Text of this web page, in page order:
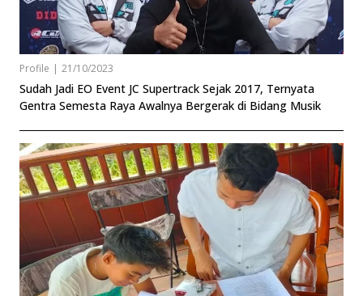
Profile | 21/10/2023
Sudah Jadi EO Event JC Supertrack Sejak 2017, Ternyata
Gentra Semesta Raya Awalnya Bergerak di Bidang Musik